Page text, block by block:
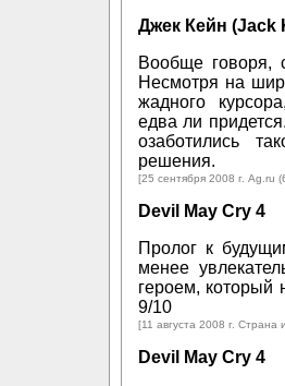
Джек Кейн (Jack
Вообще говоря,
Несмотря на
жадного
едва ли
озаботились
решения.
[25 сентября 2008 г. Ag.ru
Devil May Cry 4
Пролог к
менее
героем, который
9/10
[11 августа 2008 г. Страна
Devil May Cry 4